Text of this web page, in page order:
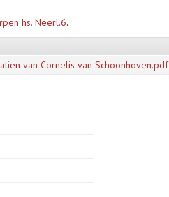
hs. Neerl.6.
van Cornelis van Schoonhoven.pdf